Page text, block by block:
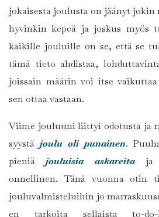
jokaisesta joulusta on jäänyt jokin
hyvinkin kepeä ja joskus myös
kaikille jouluille on se, että se
tämä tieto ahdistaa,
joissain määrin voi itse
sen ottaa vastaan.
Viime jouluuni liittyi odotusta ja
syystä joulu oli punainen.
pieniäjouluisia askareitaja
onnellinen. Tänä vuonna otin
jouluvalmisteluihin jo
en tarkoita sellaista to-